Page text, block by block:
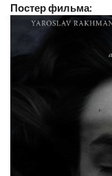
Постер фильма: